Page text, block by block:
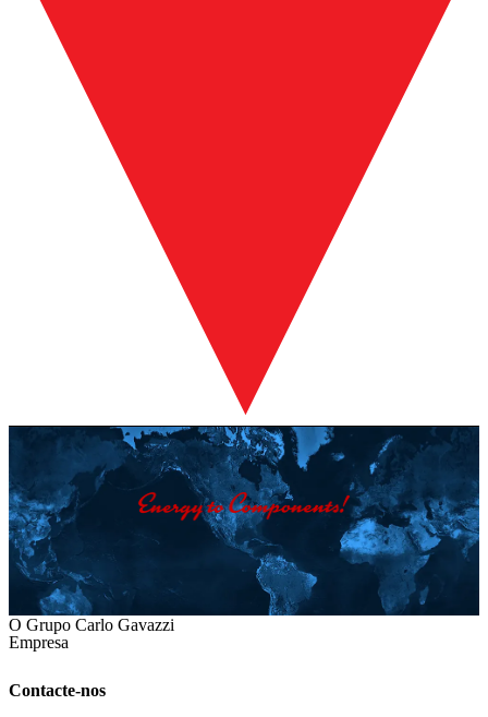
O Grupo Carlo Gavazzi
Empresa
Contacte-nos